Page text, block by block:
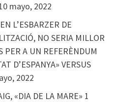
mayo, 2022
L’ESBARZER DE
NO SERIA MILLOR
PER A UN REFERÈNDUM
D’ESPANYA» VERSUS
2022
«DIA DE LA MARE» 1